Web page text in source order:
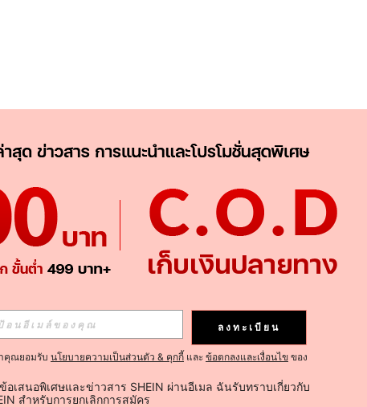
ลงทะเบียน
คุณยอมรับ นโยบายความเป็นส่วนตัว & คุกกี้ และ ข้อตกลงและเงื่อนไข ของ
อเสนอพิเศษและข่าวสาร SHEIN ผ่านอีเมล ฉันรับทราบเกี่ยวกับ
สำหรับการยกเลิกการสมัคร